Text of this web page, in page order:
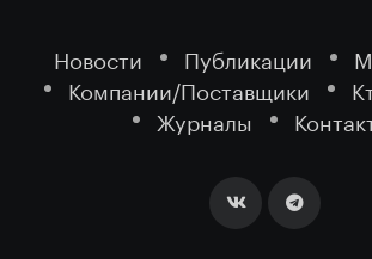
Новости Публикации
Компании/Поставщики
Журналы